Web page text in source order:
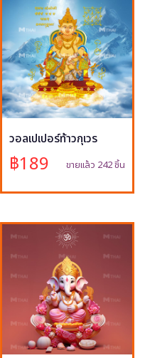
วอลเปเปอร์ท้าวกุเวร
฿189 ขายแล้ว 242 ชิ้น